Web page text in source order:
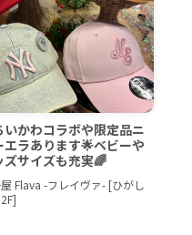
いかわコラボや限定品ニ
エラあります🌟ベビーや
ズサイズも充実🌈
Flava -フレイヴァ- [ひがし